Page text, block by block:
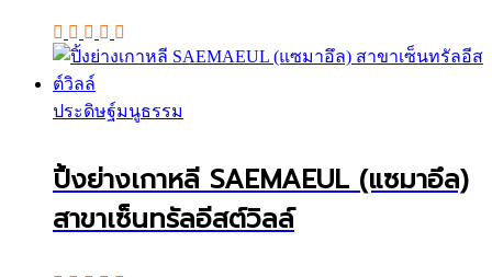
ประดิษฐ์มนูธรรม
ปิ้งย่างเกาหลี SAEMAEUL (แซมาอึล)
สาขาเซ็นทรัลอีสต์วิลล์